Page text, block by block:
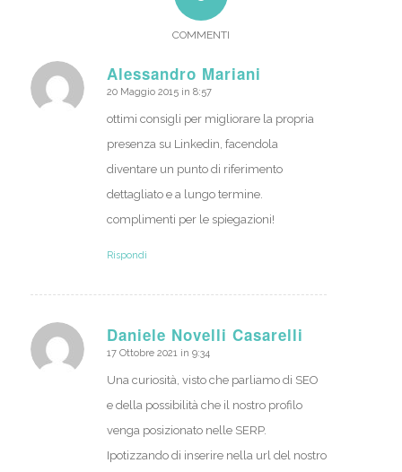
COMMENTI
Alessandro Mariani
dice:
20 Maggio 2015 in 8:57
ottimi consigli per migliorare la propria
presenza su Linkedin, facendola
diventare un punto di riferimento
dettagliato e a lungo termine.
complimenti per le spiegazioni!
Rispondi
Daniele Novelli Casarelli
dice:
17 Ottobre 2021 in 9:34
Una curiosità, visto che parliamo di SEO
e della possibilità che il nostro profilo
venga posizionato nelle SERP.
Ipotizzando di inserire nella url del nostro